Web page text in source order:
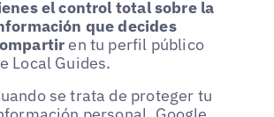
el control total sobre la
que decides
en tu perfil público
Local Guides.
se trata de proteger tu